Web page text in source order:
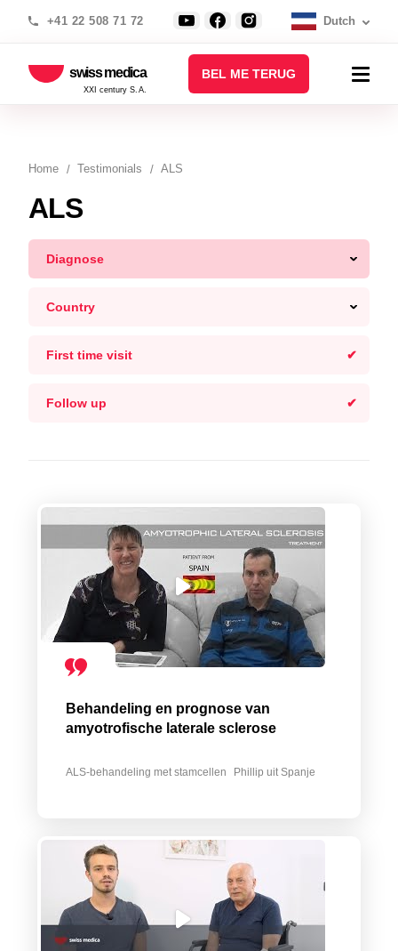
+41 22 508 71 72 Dutch
swiss medica
XXI century S.A.
BEL ME TERUG
Home Testimonials ALS
ALS
Diagnose
Country
First time visit
Follow up
Behandeling en prognose van
amyotrofische laterale sclerose
ALS-behandeling met stamcellen Phillip uit Spanje